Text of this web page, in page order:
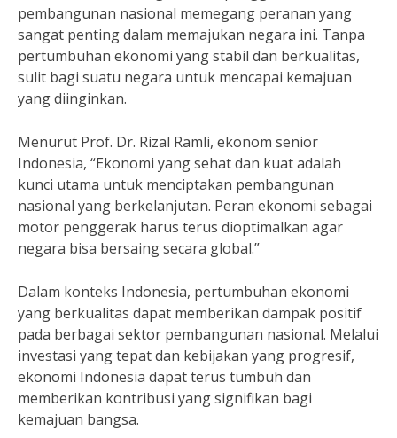
pembangunan nasional memegang peranan yang
sangat penting dalam memajukan negara ini. Tanpa
pertumbuhan ekonomi yang stabil dan berkualitas,
sulit bagi suatu negara untuk mencapai kemajuan
yang diinginkan.
Menurut Prof. Dr. Rizal Ramli, ekonom senior
Indonesia, “Ekonomi yang sehat dan kuat adalah
kunci utama untuk menciptakan pembangunan
nasional yang berkelanjutan. Peran ekonomi sebagai
motor penggerak harus terus dioptimalkan agar
negara bisa bersaing secara global.”
Dalam konteks Indonesia, pertumbuhan ekonomi
yang berkualitas dapat memberikan dampak positif
pada berbagai sektor pembangunan nasional. Melalui
investasi yang tepat dan kebijakan yang progresif,
ekonomi Indonesia dapat terus tumbuh dan
memberikan kontribusi yang signifikan bagi
kemajuan bangsa.